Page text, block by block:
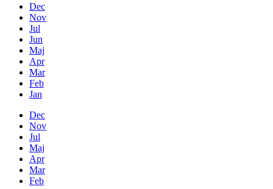
Dec
Nov
Jul
Jun
Maj
Apr
Mar
Feb
Jan
Dec
Nov
Jul
Maj
Apr
Mar
Feb